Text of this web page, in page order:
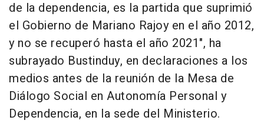
de la dependencia, es la partida que suprimió
el Gobierno de Mariano Rajoy en el año 2012,
y no se recuperó hasta el año 2021", ha
subrayado Bustinduy, en declaraciones a los
medios antes de la reunión de la Mesa de
Diálogo Social en Autonomía Personal y
Dependencia, en la sede del Ministerio.